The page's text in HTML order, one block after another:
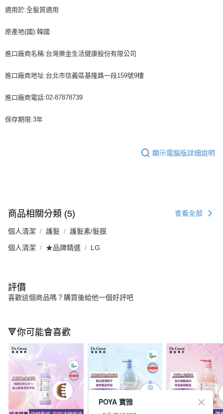
適用於:全髮質適用
原產地(國):韓國
進口廠商名稱:台灣樂金生活健康股份有限公司
進口廠商地址:台北市信義區基隆路一段159號9樓
進口廠商電話:02-87878739
保存期限:3年
顯示電腦版詳細說明
商品相關分類 (5) 查看全部
個人清潔 護髮 護髮素/髮膜
個人清潔 ★品牌精選 LG
評價
喜歡這個商品嗎？購買後給他一個好評吧
🔻你可能會喜歡
POYA 寶雅